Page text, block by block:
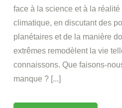
face à la science et à la
climatique, en discutant des
planétaires et de la manière
extrêmes remodèlent la vie
connaissons. Que faisons-
manque ? [...]